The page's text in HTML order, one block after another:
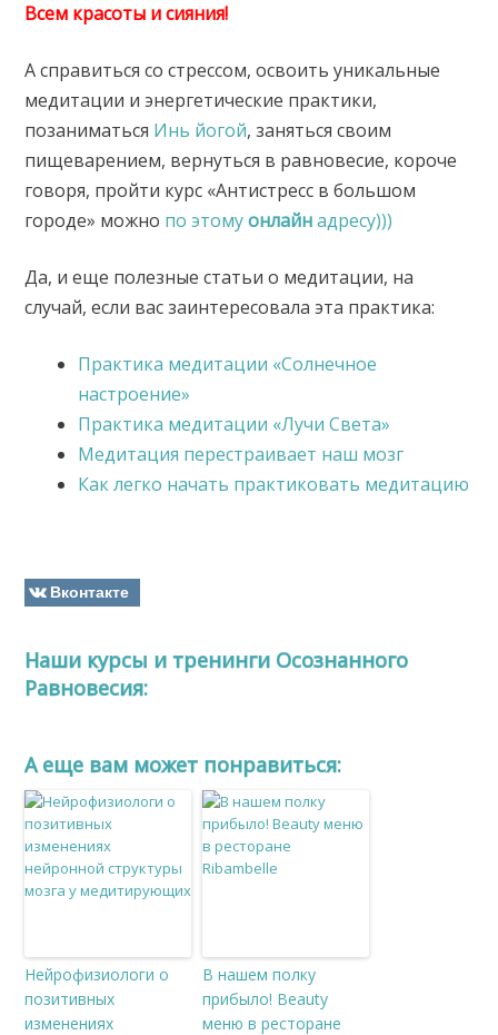
Всем красоты и сияния!
А справиться со стрессом, освоить уникальные
медитации и энергетические практики,
позаниматься Инь йогой, заняться своим
пищеварением, вернуться в равновесие, короче
говоря, пройти курс «Антистресс в большом
городе» можно по этомуонлайнадресу)))
Да, и еще полезные статьи о медитации, на
случай, если вас заинтересовала эта практика:
Практика медитации «Солнечное
настроение»
Практика медитации «Лучи Света»
Медитация перестраивает наш мозг
Как легко начать практиковать медитацию
Вконтакте
Наши курсы и тренинги Осознанного
Равновесия:
A еще вам может понравиться:
Нейрофизиологи о
позитивных
изменениях
В нашем полку
прибыло! Beauty
меню в ресторане